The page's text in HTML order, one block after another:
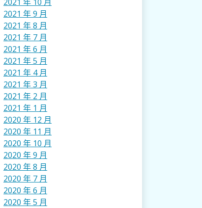
2021 年 9 月
2021 年 8 月
2021 年 7 月
2021 年 6 月
2021 年 5 月
2021 年 4 月
2021 年 3 月
2021 年 2 月
2021 年 1 月
2020 年 12 月
2020 年 11 月
2020 年 10 月
2020 年 9 月
2020 年 8 月
2020 年 7 月
2020 年 6 月
2020 年 5 月